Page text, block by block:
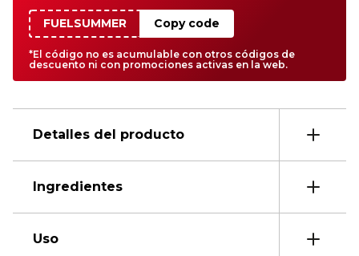
FUELSUMMER Copy code
*El código no es acumulable con otros códigos de
descuento ni con promociones activas en la web.
Detalles del producto
Ingredientes
Uso